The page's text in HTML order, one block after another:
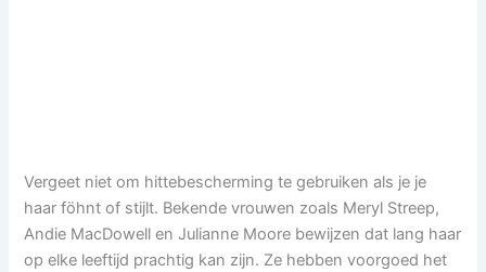
Vergeet niet om hittebescherming te gebruiken als je je
haar föhnt of stijlt. Bekende vrouwen zoals Meryl Streep,
Andie MacDowell en Julianne Moore bewijzen dat lang haar
op elke leeftijd prachtig kan zijn. Ze hebben voorgoed het